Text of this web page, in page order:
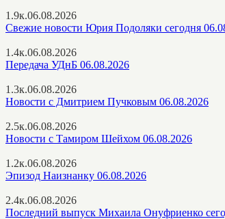
1.9к.06.08.2026
Свежие новости Юрия Подоляки сегодня
1.4к.06.08.2026
Передача УДнБ 06.08.2026
1.3к.06.08.2026
Новости с Дмитрием Пучковым 06.08.2026
2.5к.06.08.2026
Новости с Тамиром Шейхом 06.08.2026
1.2к.06.08.2026
Эпизод Наизнанку 06.08.2026
2.4к.06.08.2026
Последний выпуск Михаила Онуфриенко